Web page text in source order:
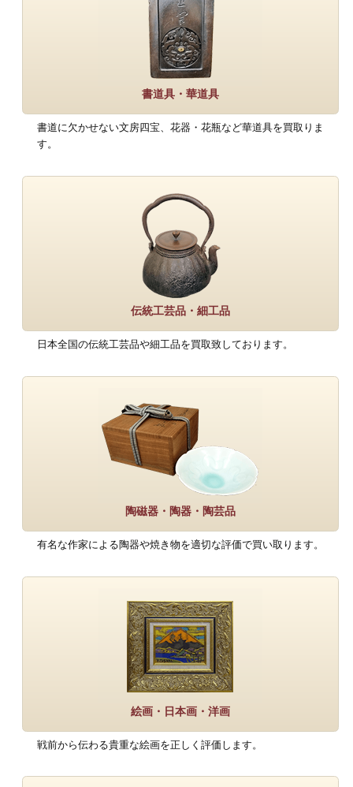
書道具・華道具
書道に欠かせない文房四宝、花器・花瓶など華道具を買取りま
す。
伝統工芸品・細工品
日本全国の伝統工芸品や細工品を買取致しております。
陶磁器・陶器・陶芸品
有名な作家による陶器や焼き物を適切な評価で買い取ります。
絵画・日本画・洋画
戦前から伝わる貴重な絵画を正しく評価します。